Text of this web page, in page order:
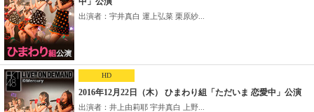
出演者：宇井真白 運上弘菜 栗原紗...
HD
2016年12月22日（木） ひまわり組「ただいま 恋愛中」公演
出演者：井上由莉耶 宇井真白 上野...